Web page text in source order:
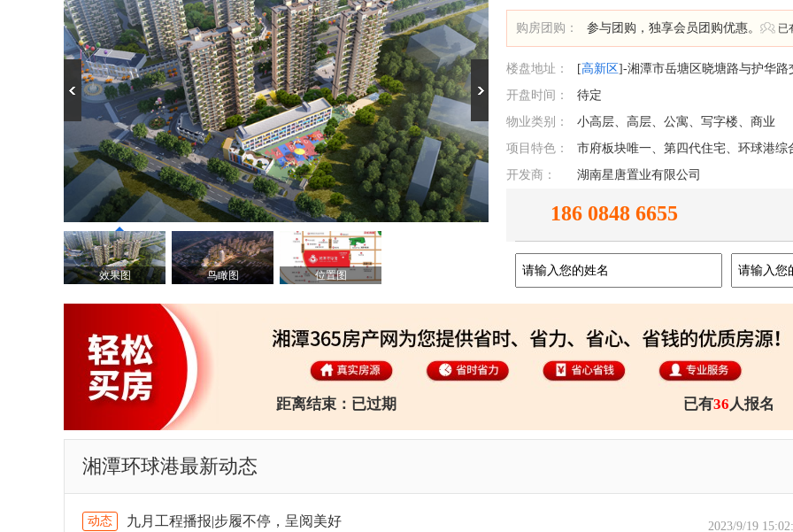
效果图 鸟瞰图 位置图
购房团购： 参与团购，独享会员团购优惠。 已
楼盘地址： [高新区]-湘潭市岳塘区晓塘路与护华
开盘时间：
待定
物业类别：
小高层、高层、公寓、写字楼、商业
项目特色：
开发商：
湖南星唐置业有限公司
186 0848 6655
距离结束： 已过期 已有36人报名
湘潭环球港最新动态
动态 九月工程播报|步履不停，呈阅美好
2023/9/19